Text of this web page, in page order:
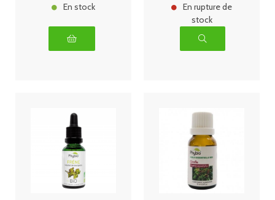
En stock
En rupture de
stock